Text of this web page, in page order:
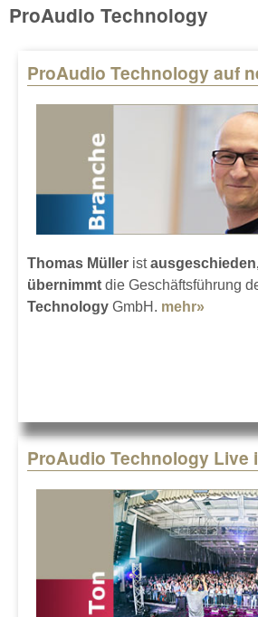
ProAudio Technology
ProAudio Technology auf
Thomas Müller ist
übernimmt die Geschäftsführung
Technology GmbH. mehr»
ProAudio Technology Live